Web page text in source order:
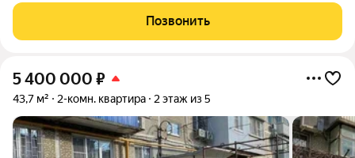
инфраструктурой. Оазис среди огромного
Позвонить
5 400 000 ₽
43,7 м² 2-комн. квартира 2 этаж из 5